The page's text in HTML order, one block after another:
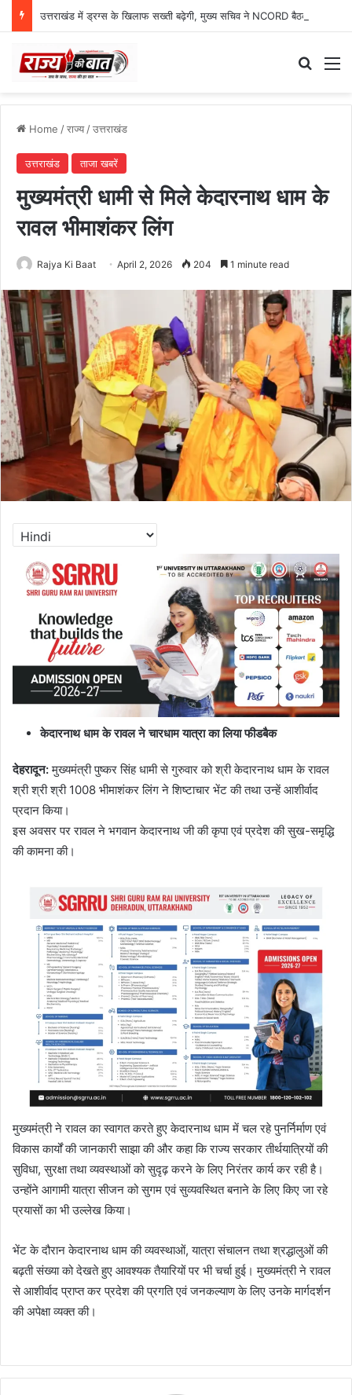
Home /राज्य/उत्तराखंड
उत्तराखंड ताजा खबरें
मुख्यमंत्री धामी से मिले केदारनाथ धाम के
रावल भीमाशंकर लिंग
Rajya Ki Baat April 2, 2026 204 1 minute read
केदारनाथ धाम के रावल ने चारधाम यात्रा का लिया फीडबैक
देहरादून:मुख्यमंत्री पुष्कर सिंह धामी से गुरुवार को श्री केदारनाथ धाम के रावल
श्री श्री श्री 1008 भीमाशंकर लिंग ने शिष्टाचार भेंट की तथा उन्हें आशीर्वाद
प्रदान किया।
इस अवसर पर रावल ने भगवान केदारनाथ जी की कृपा एवं प्रदेश की सुख-समृद्धि
की कामना की।
मुख्यमंत्री ने रावल का स्वागत करते हुए केदारनाथ धाम में चल रहे पुनर्निर्माण एवं
विकास कार्यों की जानकारी साझा की और कहा कि राज्य सरकार तीर्थयात्रियों की
सुविधा, सुरक्षा तथा व्यवस्थाओं को सुदृढ़ करने के लिए निरंतर कार्य कर रही है।
उन्होंने आगामी यात्रा सीजन को सुगम एवं सुव्यवस्थित बनाने के लिए किए जा रहे
प्रयासों का भी उल्लेख किया।
भेंट के दौरान केदारनाथ धाम की व्यवस्थाओं, यात्रा संचालन तथा श्रद्धालुओं की
बढ़ती संख्या को देखते हुए आवश्यक तैयारियों पर भी चर्चा हुई। मुख्यमंत्री ने रावल
से आशीर्वाद प्राप्त कर प्रदेश की प्रगति एवं जनकल्याण के लिए उनके मार्गदर्शन
की अपेक्षा व्यक्त की।